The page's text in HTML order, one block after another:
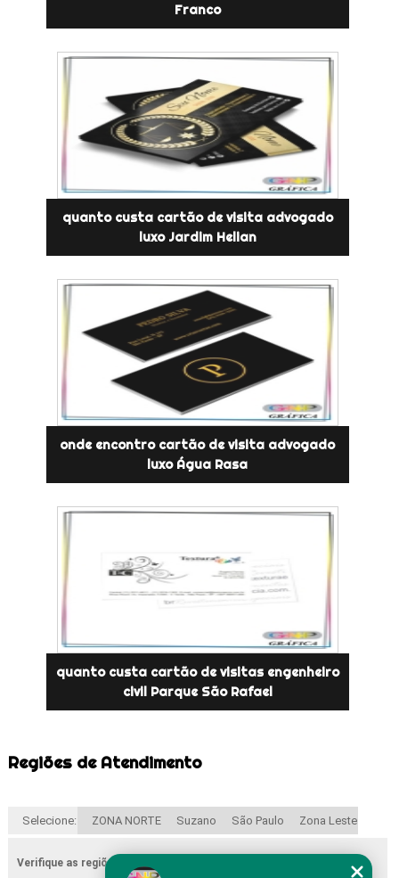
Franco
quanto custa cartão de visita advogado
luxo Jardim Helian
onde encontro cartão de visita advogado
luxo Água Rasa
quanto custa cartão de visitas engenheiro
civil Parque São Rafael
Regiões de Atendimento
Selecione: ZONA NORTE Suzano São Paulo Zona Leste
Verifique as regiões que atendemos